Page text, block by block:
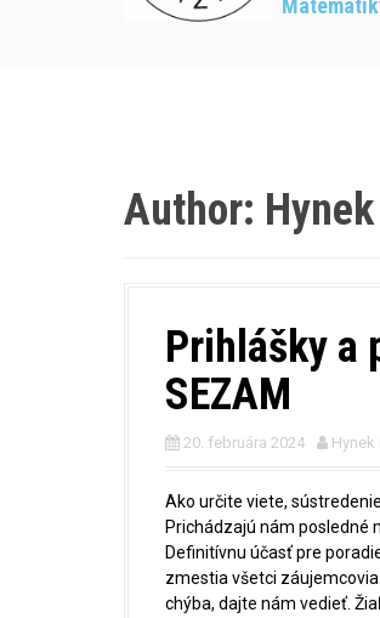
Author:
Prihlášky a
SEZAM
20. februára 2024 Hynek
Ako určite viete,
Prichádzajú nám posledné
Definitívnu účasť pre
zmestia všetci
chýba, dajte nám vedieť.